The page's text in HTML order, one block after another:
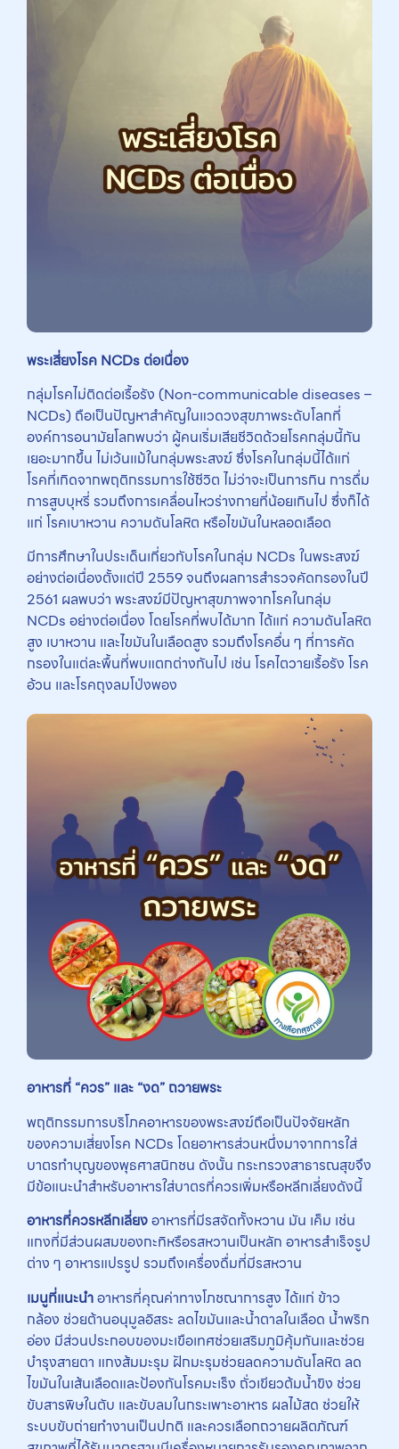
พระเสี่ยงโรค NCDs ต่อเนื่อง
กลุ่มโรคไม่ติดต่อเรื้อรัง (Non-communicable diseases –
NCDs) ถือเป็นปัญหาสำคัญในแวดวงสุขภาพระดับโลกที่
องค์การอนามัยโลกพบว่า ผู้คนเริ่มเสียชีวิตด้วยโรคกลุ่มนี้กัน
เยอะมากขึ้น ไม่เว้นแม้ในกลุ่มพระสงฆ์ ซึ่งโรคในกลุ่มนี้ได้แก่
โรคที่เกิดจากพฤติกรรมการใช้ชีวิต ไม่ว่าจะเป็นการกิน การดื่ม
การสูบบุหรี่ รวมถึงการเคลื่อนไหวร่างกายที่น้อยเกินไป ซึ่งก็ได้
แก่ โรคเบาหวาน ความดันโลหิต หรือไขมันในหลอดเลือด
มีการศึกษาในประเด็นเกี่ยวกับโรคในกลุ่ม NCDs ในพระสงฆ์
อย่างต่อเนื่องตั้งแต่ปี 2559 จนถึงผลการสำรวจคัดกรองในปี
2561 ผลพบว่า พระสงฆ์มีปัญหาสุขภาพจากโรคในกลุ่ม
NCDs อย่างต่อเนื่อง โดยโรคที่พบได้มาก ได้แก่ ความดันโลหิต
สูง เบาหวาน และไขมันในเลือดสูง รวมถึงโรคอื่น ๆ ที่การคัด
กรองในแต่ละพื้นที่พบแตกต่างกันไป เช่น โรคไตวายเรื้อรัง โรค
อ้วน และโรคถุงลมโป่งพอง
อาหารที่ “ควร” และ “งด” ถวายพระ
พฤติกรรมการบริโภคอาหารของพระสงฆ์ถือเป็นปัจจัยหลัก
ของความเสี่ยงโรค NCDs โดยอาหารส่วนหนึ่งมาจากการใส่
บาตรทำบุญของพุธศาสนิกชน ดังนั้น กระทรวงสาธารณสุขจึง
มีข้อแนะนำสำหรับอาหารใส่บาตรที่ควรเพิ่มหรือหลีกเลี่ยงดังนี้
อาหารที่ควรหลีกเลี่ยงอาหารที่มีรสจัดทั้งหวาน มัน เค็ม เช่น
แกงที่มีส่วนผสมของกะทิหรือรสหวานเป็นหลัก อาหารสำเร็จรูป
ต่าง ๆ อาหารแปรรูป รวมถึงเครื่องดื่มที่มีรสหวาน
เมนูที่แนะนำอาหารที่คุณค่าทางโภชณาการสูง ได้แก่ ข้าว
กล้อง ช่วยต้านอนุมูลอิสระ ลดไขมันและน้ำตาลในเลือด น้ำพริก
อ่อง มีส่วนประกอบของมะเขือเทศช่วยเสริมภูมิคุ้มกันและช่วย
บำรุงสายตา แกงส้มมะรุม ฝักมะรุมช่วยลดความดันโลหิต ลด
ไขมันในเส้นเลือดและป้องกันโรคมะเร็ง ถั่วเขียวต้มน้ำขิง ช่วย
ขับสารพิษในตับ และขับลมในกระเพาะอาหาร ผลไม้สด ช่วยให้
ระบบขับถ่ายทำงานเป็นปกติ และควรเลือกถวายผลิตภัณฑ์